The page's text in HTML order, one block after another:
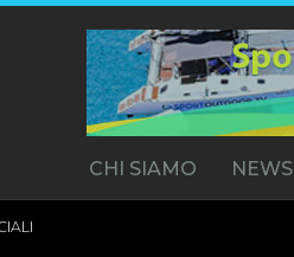
CHI SIAMO NEWS